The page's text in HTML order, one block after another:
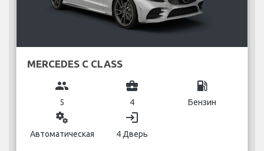
MERCEDES C CLASS
group
5
business_center
4
local_gas_station
Бензин
miscellaneous_services
Автоматическая
login
4 Дверь